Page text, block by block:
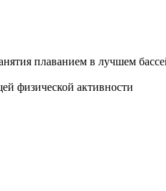
плаванием в лучшем
физической активности